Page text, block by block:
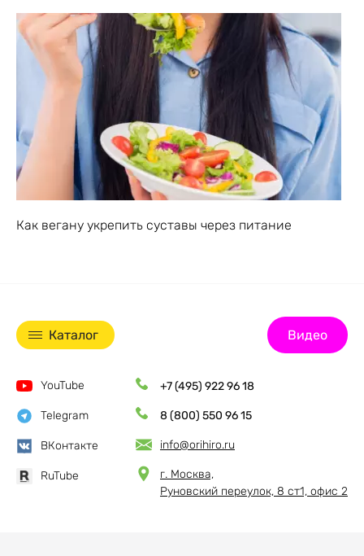
Как вегану укрепить суставы через питание
Каталог Видео
YouTube
Telegram
ВКонтакте
RuTube
+7 (495) 922 96 18
8 (800) 550 96 15
info@orihiro.ru
г. Москва,
Руновский переулок, 8 ст1, офис 2